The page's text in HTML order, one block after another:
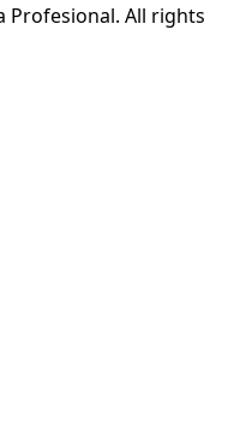
Profesional. All rights